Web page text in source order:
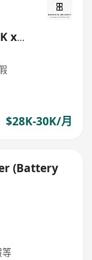
x
$28K-30K/月
(Battery